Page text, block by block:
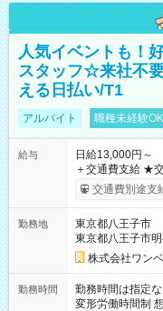
人気イベントも！
スタッフ☆来社不
える日払い/T1
アルバイト 職種未経験OK
給与
日給13,000円～
＋交通費支給 ★交通費全額支給！ ┗案件により規定あり ★日払
いOK！（規定あ
ンビニATMから 日払
交通費別途支
勤務地
東京都八王子市
東京都八王子市
株式会社ワン
勤務時間
勤務時間は指定な
変形労働時間制 想定労働